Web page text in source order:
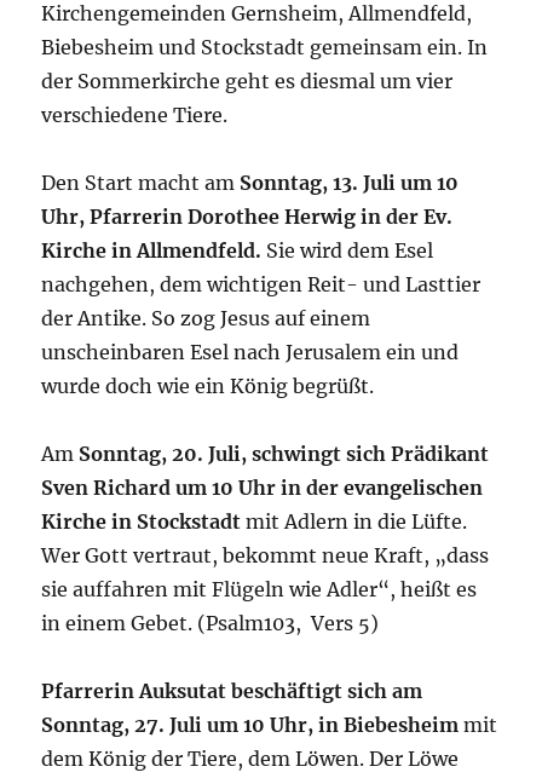
Kirchengemeinden Gernsheim, Allmendfeld,
Biebesheim und Stockstadt gemeinsam ein. In
der Sommerkirche geht es diesmal um vier
verschiedene Tiere.
Den Start macht am Sonntag, 13. Juli um 10
Uhr, Pfarrerin Dorothee Herwig in der Ev.
Kirche in Allmendfeld. Sie wird dem Esel
nachgehen, dem wichtigen Reit- und Lasttier
der Antike. So zog Jesus auf einem
unscheinbaren Esel nach Jerusalem ein und
wurde doch wie ein König begrüßt.
Am Sonntag, 20. Juli, schwingt sich Prädikant
Sven Richard um 10 Uhr in der evangelischen
Kirche in Stockstadtmit Adlern in die Lüfte.
Wer Gott vertraut, bekommt neue Kraft, „dass
sie auffahren mit Flügeln wie Adler“, heißt es
in einem Gebet. (Psalm103, Vers 5)
Pfarrerin Auksutat beschäftigt sich am
Sonntag, 27. Juli um 10 Uhr, in Biebesheim mit
dem König der Tiere, dem Löwen. Der Löwe